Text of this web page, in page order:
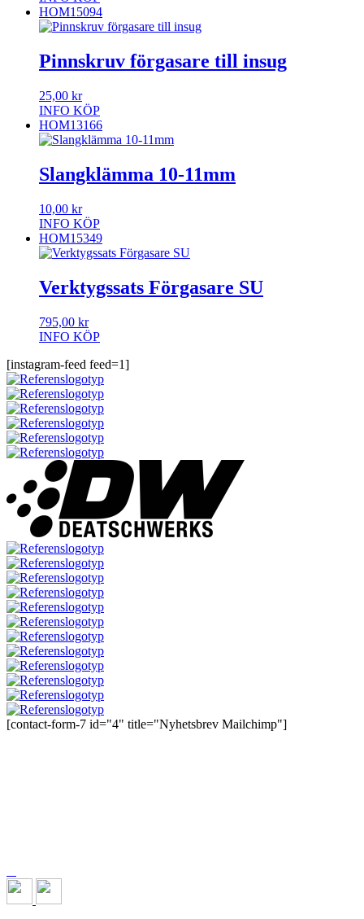
HOM15094
Pinnskruv förgasare till insug
25,00 kr
INFO KÖP
HOM13166
Slangklämma 10-11mm
10,00 kr
INFO KÖP
HOM15349
Verktygssats Förgasare SU
795,00 kr
INFO KÖP
[instagram-feed feed=1]
[contact-form-7 id="4" title="Nyhetsbrev Mailchimp"]